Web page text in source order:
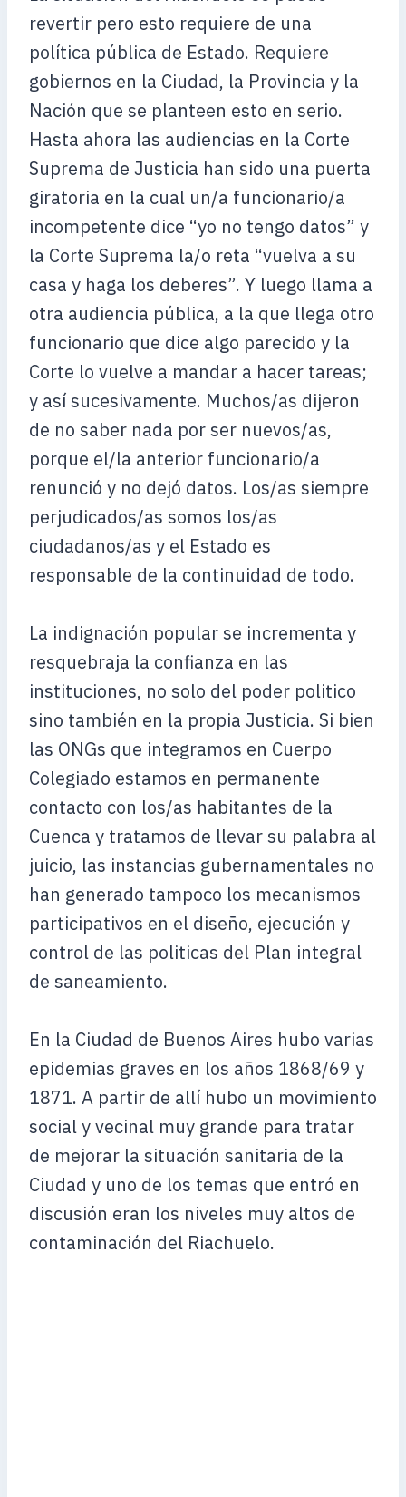
revertir pero esto requiere de una
política pública de Estado. Requiere
gobiernos en la Ciudad, la Provincia y la
Nación que se planteen esto en serio.
Hasta ahora las audiencias en la Corte
Suprema de Justicia han sido una puerta
giratoria en la cual un/a funcionario/a
incompetente dice “yo no tengo datos” y
la Corte Suprema la/o reta “vuelva a su
casa y haga los deberes”. Y luego llama a
otra audiencia pública, a la que llega otro
funcionario que dice algo parecido y la
Corte lo vuelve a mandar a hacer tareas;
y así sucesivamente. Muchos/as dijeron
de no saber nada por ser nuevos/as,
porque el/la anterior funcionario/a
renunció y no dejó datos. Los/as siempre
perjudicados/as somos los/as
ciudadanos/as y el Estado es
responsable de la continuidad de todo.
La indignación popular se incrementa y
resquebraja la confianza en las
instituciones, no solo del poder politico
sino también en la propia Justicia. Si bien
las ONGs que integramos en Cuerpo
Colegiado estamos en permanente
contacto con los/as habitantes de la
Cuenca y tratamos de llevar su palabra al
juicio, las instancias gubernamentales no
han generado tampoco los mecanismos
participativos en el diseño, ejecución y
control de las politicas del Plan integral
de saneamiento.
En la Ciudad de Buenos Aires hubo varias
epidemias graves en los años 1868/69 y
1871. A partir de allí hubo un movimiento
social y vecinal muy grande para tratar
de mejorar la situación sanitaria de la
Ciudad y uno de los temas que entró en
discusión eran los niveles muy altos de
contaminación del Riachuelo.